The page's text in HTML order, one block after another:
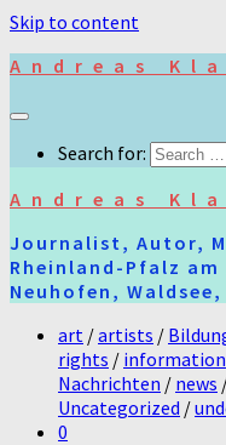
Skip to content
Andreas
Search for:
Andreas
Journalist, Autor,
Rheinland-Pfalz
Neuhofen,
art /artists /
rights / information
Nachrichten / news
Uncategorized /
0